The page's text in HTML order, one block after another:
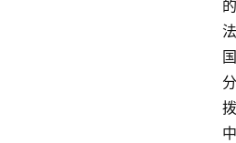
的
法
国
分
拨
中